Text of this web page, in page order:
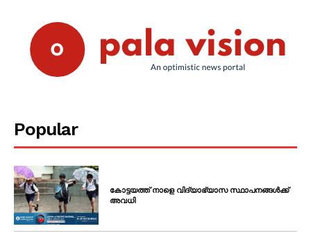
Popular
കോട്ടയത്ത് നാളെ വിദ്യാഭ്യാസ സ്ഥാപനങ്ങൾക്ക്
അവധി